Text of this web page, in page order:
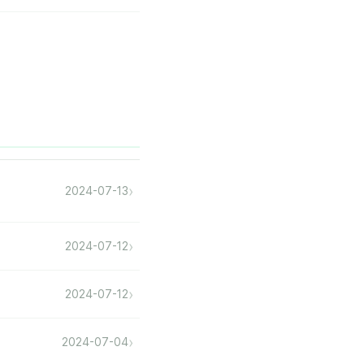
2024-07-13›
2024-07-12›
2024-07-12›
2024-07-04›